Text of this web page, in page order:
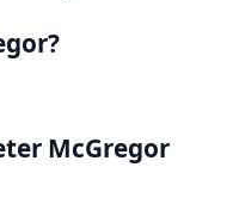
McGregor